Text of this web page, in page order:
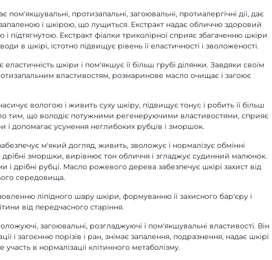
пом'якшувальні, протизапальні, загоювальні, протиалергічні дії, дає
і шкірою, що лущиться. Екстракт надає обличчю здоровий
і підтягнутою. Екстракт фіалки триколірної сприяє збагаченню шкіри
в шкірі, істотно підвищує рівень її еластичності і зволоженості.
шкіри і пом'якшує її більш грубі ділянки. Завдяки своїм
властивостям, розмаринове масло очищає і загоює
вологою і живить суху шкіру, підвищує тонус і робить її більш
тим, що володіє потужними регенеруючими властивостями, сприяє
і допомагає усунення неглибоких рубців і зморшок.
м'який догляд, живить, зволожує і нормалізує обмінні
зморшки, вирівнює тон обличчя і згладжує судинний малюнок.
і дрібні рубці. Масло рожевого дерева забезпечує шкірі захист від
середовища.
ліпідного шару шкіри, формуванню її захисного бар'єру і
від передчасного старіння.
загоювальні, розгладжуючі і пом'якшувальні властивості. Він
і загоєнню порізів і ран, знімає запалення, подразнення, надає шкірі
в нормалізації клітинного метаболізму.